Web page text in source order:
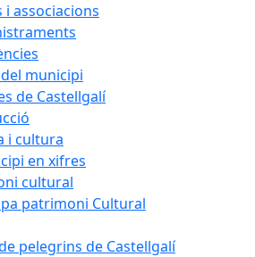
i associacions
municipi
de Castellgalí
i cultura
en xifres
cultural
patrimoni Cultural
pelegrins de Castellgalí